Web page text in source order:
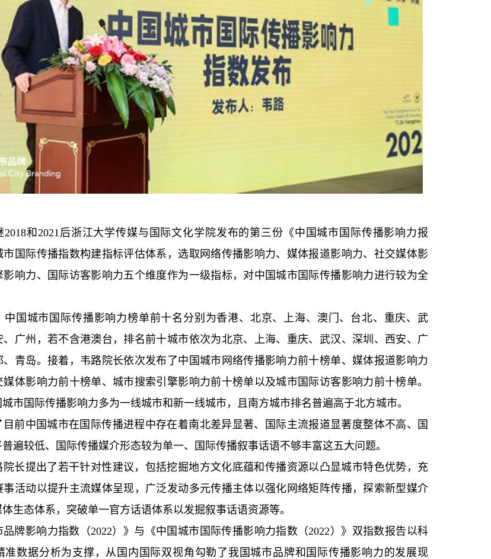
2018和2021后浙江大学传媒与国际文化学院发布的第三份《中国城市国际传播影响力报
市国际传播指数构建指标评估体系，选取网络传播影响力、媒体报道影响力、社交媒体影
影响力、国际访客影响力五个维度作为一级指标，对中国城市国际传播影响力进行较为全
中国城市国际传播影响力榜单前十名分别为香港、北京、上海、澳门、台北、重庆、武
、广州，若不含港澳台，排名前十城市依次为北京、上海、重庆、武汉、深圳、西安、广
、青岛。接着，韦路院长依次发布了中国城市网络传播影响力前十榜单、媒体报道影响力
体影响力前十榜单、城市搜索引擎影响力前十榜单以及城市国际访客影响力前十榜单。
市国际传播影响力多为一线城市和新一线城市，且南方城市排名普遍高于北方城市。
目前中国城市在国际传播进程中存在着南北差异显著、国际主流报道显著度整体不高、国
遍较低、国际传播媒介形态较为单一、国际传播叙事话语不够丰富这五大问题。
院长提出了若干针对性建议，包括挖掘地方文化底蕴和传播资源以凸显城市特色优势，充
事活动以提升主流媒体呈现，广泛发动多元传播主体以强化网络矩阵传播，探索新型媒介
生态体系，突破单一官方话语体系以发掘叙事话语资源等。
品牌影响力指数（2022）》与《中国城市国际传播影响力指数（2022）》双指数报告以科
准数据分析为支撑，从国内国际双视角勾勒了我国城市品牌和国际传播影响力的发展现